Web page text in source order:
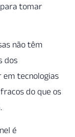
tomar
não têm
dos
tecnologias
do que os
é